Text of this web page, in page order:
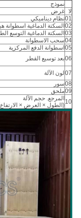
نموذج
لا غرض
01نظام ديناميكي
02 السكتة الدماغية اسطوانة
03 السكتة الدماغية التوسع
04سحب الاسطوانة
05 اسطوانة الدفع المركزية
06بعد توسيع القطر
07لون الآلة
08سور
09ملحق
10 المرجع. حجم الآلة
(الطول × العرض ×